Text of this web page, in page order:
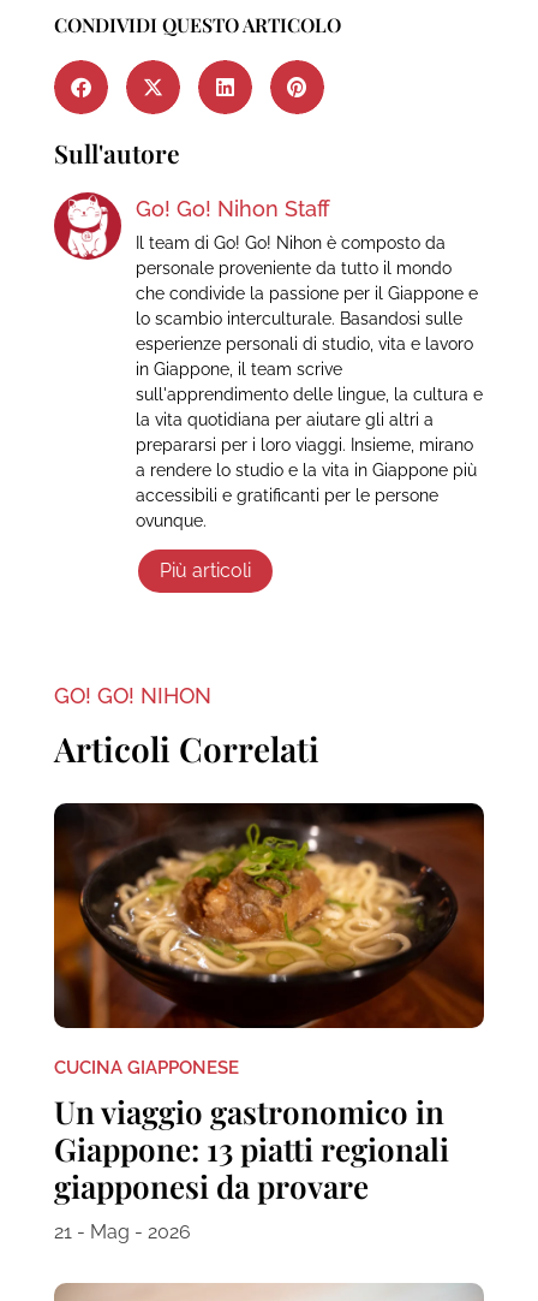
CONDIVIDI QUESTO ARTICOLO
Sull'autore
Go! Go! Nihon Staff
Il team di Go! Go! Nihon è composto da
personale proveniente da tutto il mondo
che condivide la passione per il Giappone e
lo scambio interculturale. Basandosi sulle
esperienze personali di studio, vita e lavoro
in Giappone, il team scrive
sull'apprendimento delle lingue, la cultura e
la vita quotidiana per aiutare gli altri a
prepararsi per i loro viaggi. Insieme, mirano
a rendere lo studio e la vita in Giappone più
accessibili e gratificanti per le persone
ovunque.
Più articoli
GO! GO! NIHON
Articoli Correlati
CUCINA GIAPPONESE
Un viaggio gastronomico in
Giappone: 13 piatti regionali
giapponesi da provare
21 - Mag - 2026